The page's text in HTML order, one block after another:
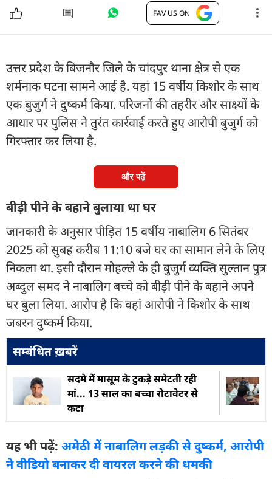
FAV US ON
उत्तर प्रदेश के बिजनौर जिले के चांदपुर थाना क्षेत्र से एक
शर्मनाक घटना सामने आई है. यहां 15 वर्षीय किशोर के साथ
एक बुजुर्ग ने दुष्कर्म किया. परिजनों की तहरीर और साक्ष्यों के
आधार पर पुलिस ने तुरंत कार्रवाई करते हुए आरोपी बुजुर्ग को
गिरफ्तार कर लिया है.
और पढ़ें
बीड़ी पीने के बहाने बुलाया था घर
जानकारी के अनुसार पीड़ित 15 वर्षीय नाबालिग 6 सितंबर
2025 को सुबह करीब 11:10 बजे घर का सामान लेने के लिए
निकला था. इसी दौरान मोहल्ले के ही बुजुर्ग व्यक्ति सुल्तान पुत्र
अब्दुल समद ने नाबालिग बच्चे को बीड़ी पीने के बहाने अपने
घर बुला लिया. आरोप है कि वहां आरोपी ने किशोर के साथ
जबरन दुष्कर्म किया.
सम्बंधित ख़बरें
सदमे में मासूम के टुकड़े समेटती रही
मां... 13 साल का बच्चा रोटावेटर से
कटा
यह भी पढ़ें: अमेठी में नाबालिग लड़की से दुष्कर्म, आरोपी
ने वीडियो बनाकर दी वायरल करने की धमकी